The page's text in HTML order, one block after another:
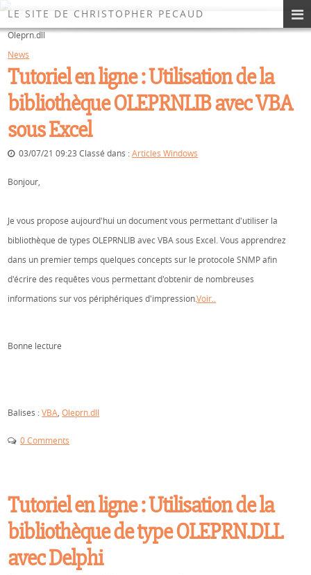
LE SITE DE CHRISTOPHER PECAUD
Les News du Site
Oleprn.dll
News
Tutoriel en ligne : Utilisation de la
bibliothèque OLEPRNLIB avec VBA
sous Excel
03/07/21 09:23 Classé dans :Articles Windows
Bonjour,
Je vous propose aujourd'hui un document vous permettant d'utiliser la
bibliothèque de types OLEPRNLIB avec VBA sous Excel. Vous apprendrez
dans un premier temps quelques concepts sur le protocole SNMP afin
d'écrire des requêtes vous permettant d'obtenir de nombreuses
informations sur vos périphériques d'impression.Voir..
Bonne lecture
Balises :VBA ,Oleprn.dll
0 Comments
Tutoriel en ligne : Utilisation de la
bibliothèque de type OLEPRN.DLL
avec Delphi